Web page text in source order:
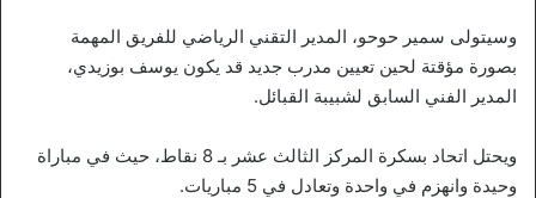
وسيتولى سمير حوحو، المدير التقني الرياضي للفريق المهمة
بصورة مؤقتة لحين تعيين مدرب جديد قد يكون يوسف بوزيدي،
المدير الفني السابق لشبيبة القبائل.
ويحتل اتحاد بسكرة المركز الثالث عشر بـ 8 نقاط، حيث في مباراة
وحيدة وانهزم في واحدة وتعادل في 5 مباريات.